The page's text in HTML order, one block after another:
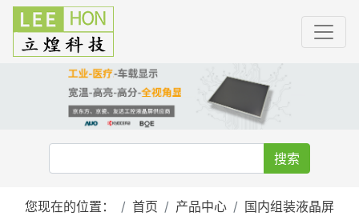
搜索
您现在的位置： 首页 产品中心
国内组装液晶屏